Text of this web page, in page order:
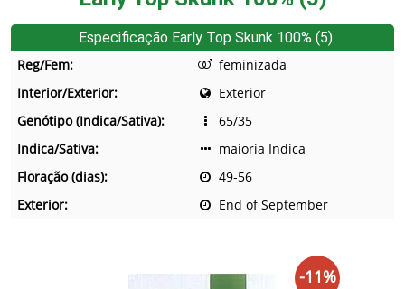
Especificação Early Top Skunk 100% (5)
Reg/Fem:
feminizada
Interior/Exterior:
Exterior
Genótipo (Indica/Sativa):
65/35
Indica/Sativa:
maioria Indica
Floração (dias):
49-56
Exterior:
End of September
-11%